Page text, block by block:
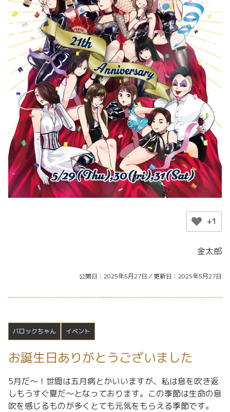
+1
金太郎
公開日 2025年5月27日 更新日 2025年5月27日
お誕生日ありがとうございました
バロックちゃん イベント
5月だ〜！世間は五月病とかいいますが、私は息を吹き返
しもうすぐ夏だ〜となっております。この季節は生命の息
吹を感じるものが多くとても元気をもらえる季節です。